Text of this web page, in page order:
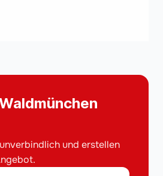
und erstellen